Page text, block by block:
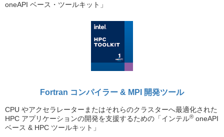
oneAPI ベース・ツールキット」
Fortran コンパイラー & MPI 開発ツール
CPU やアクセラレーターまたはそれらのクラスターへ最適化された
HPC アプリケーションの開発を支援するための「インテル® oneAPI
ベース & HPC ツールキット」